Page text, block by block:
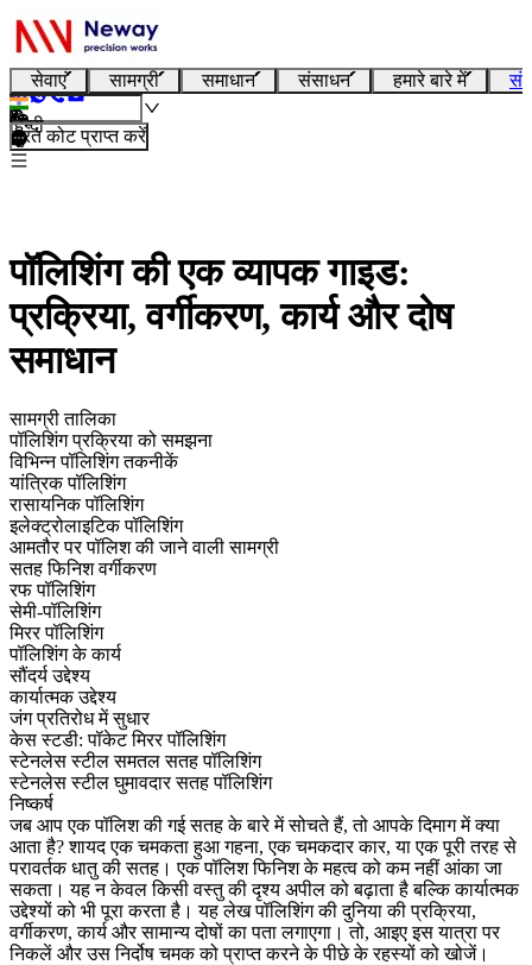
सेवाएं सामग्री समाधान संसाधन हमारे बारे में
हिन्दी
तुरंत कोट प्राप्त करें
पॉलिशिंग की एक व्यापक गाइड:
प्रक्रिया, वर्गीकरण, कार्य और दोष
समाधान
सामग्री तालिका
पॉलिशिंग प्रक्रिया को समझना
विभिन्न पॉलिशिंग तकनीकें
यांत्रिक पॉलिशिंग
रासायनिक पॉलिशिंग
इलेक्ट्रोलाइटिक पॉलिशिंग
आमतौर पर पॉलिश की जाने वाली सामग्री
सतह फिनिश वर्गीकरण
रफ पॉलिशिंग
सेमी-पॉलिशिंग
मिरर पॉलिशिंग
पॉलिशिंग के कार्य
सौंदर्य उद्देश्य
कार्यात्मक उद्देश्य
जंग प्रतिरोध में सुधार
केस स्टडी: पॉकेट मिरर पॉलिशिंग
स्टेनलेस स्टील समतल सतह पॉलिशिंग
स्टेनलेस स्टील घुमावदार सतह पॉलिशिंग
निष्कर्ष
जब आप एक पॉलिश की गई सतह के बारे में सोचते हैं, तो आपके दिमाग में क्या
आता है? शायद एक चमकता हुआ गहना, एक चमकदार कार, या एक पूरी तरह से
परावर्तक धातु की सतह। एक पॉलिश फिनिश के महत्व को कम नहीं आंका जा
सकता। यह न केवल किसी वस्तु की दृश्य अपील को बढ़ाता है बल्कि कार्यात्मक
उद्देश्यों को भी पूरा करता है। यह लेख पॉलिशिंग की दुनिया की प्रक्रिया,
वर्गीकरण, कार्य और सामान्य दोषों का पता लगाएगा। तो, आइए इस यात्रा पर
निकलें और उस निर्दोष चमक को प्राप्त करने के पीछे के रहस्यों को खोजें।